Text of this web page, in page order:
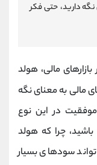
دارید، حتی فکر
مالی، هولد
مالی به معنای نگه
در این نوع
چرا که هولد
سودهای بسیار